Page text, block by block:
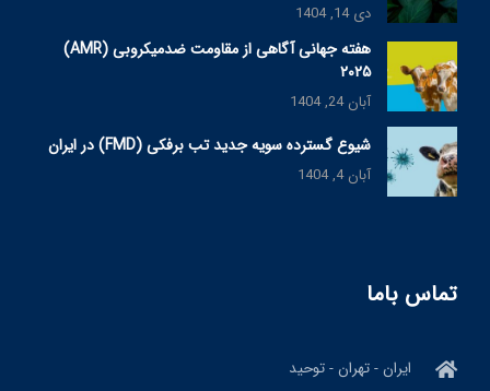
دی 14, 1404
هفته جهانی آگاهی از مقاومت ضدمیکروبی (AMR)
۲۰۲۵
آبان 24, 1404
شیوع گسترده سویه جدید تب برفکی (FMD) در ایران
آبان 4, 1404
تماس باما
ایران - تهران - توحید